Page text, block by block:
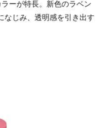
ーが特長。新色のラベン
なじみ、透明感を引き出す